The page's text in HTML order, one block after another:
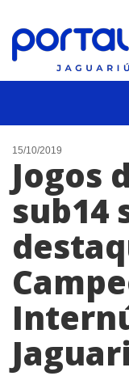
NOTÍCIAS
LISTA DIGITAL
CONTATO
ANUNCIE
15/10/2019
Jogos
sub14